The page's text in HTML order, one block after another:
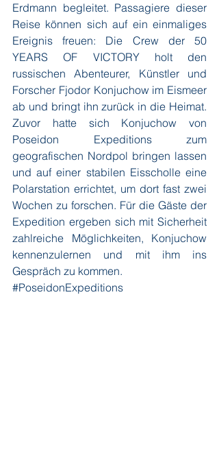
Erdmann begleitet. Passagiere dieser
Reise können sich auf ein einmaliges
Ereignis freuen: Die Crew der 50
YEARS OF VICTORY holt den
russischen Abenteurer, Künstler und
Forscher Fjodor Konjuchow im Eismeer
ab und bringt ihn zurück in die Heimat.
Zuvor hatte sich Konjuchow von
Poseidon Expeditions zum
geografischen Nordpol bringen lassen
und auf einer stabilen Eisscholle eine
Polarstation errichtet, um dort fast zwei
Wochen zu forschen. Für die Gäste der
Expedition ergeben sich mit Sicherheit
zahlreiche Möglichkeiten, Konjuchow
kennenzulernen und mit ihm ins
Gespräch zu kommen.
#PoseidonExpeditions